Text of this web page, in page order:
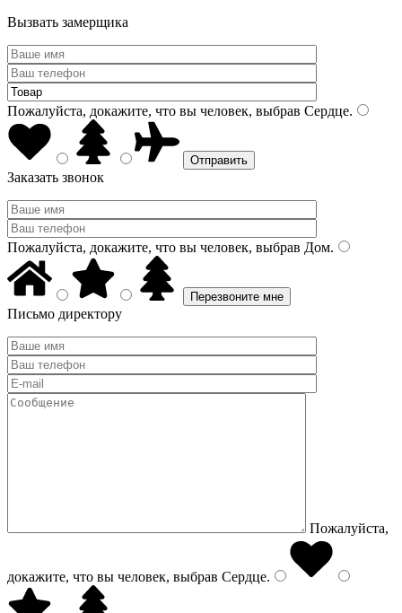
Вызвать замерщика
Пожалуйста, докажите, что вы человек, выбрав Сердце.
Заказать звонок
Пожалуйста, докажите, что вы человек, выбрав Дом.
Письмо директору
Пожалуйста,
докажите, что вы человек, выбрав Сердце.